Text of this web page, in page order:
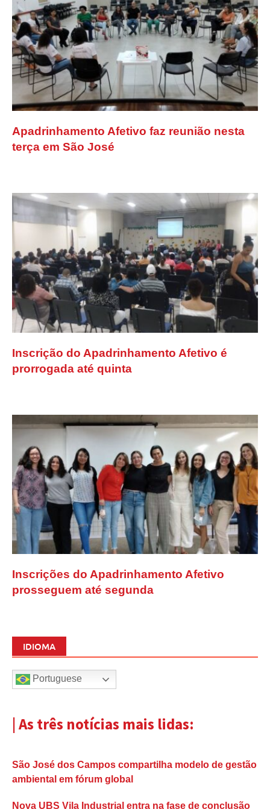
Apadrinhamento Afetivo faz reunião nesta
terça em São José
Inscrição do Apadrinhamento Afetivo é
prorrogada até quinta
Inscrições do Apadrinhamento Afetivo
prosseguem até segunda
IDIOMA
Portuguese
| As três notícias mais lidas:
São José dos Campos compartilha modelo de gestão
ambiental em fórum global
Nova UBS Vila Industrial entra na fase de conclusão